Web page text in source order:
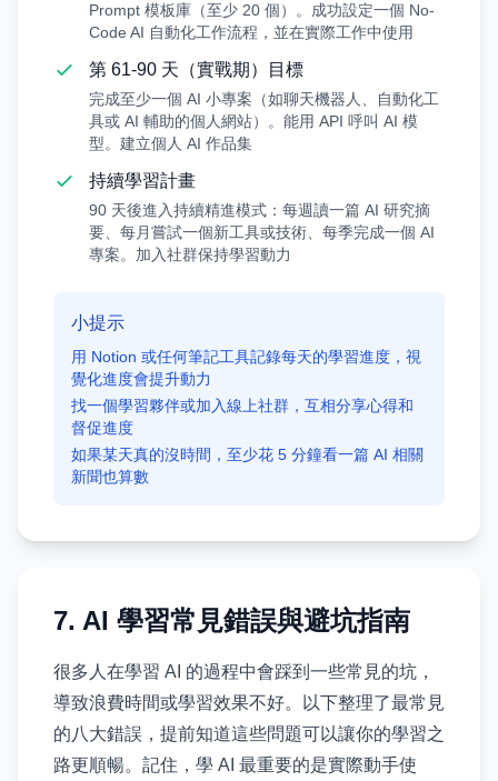
Prompt 模板庫（至少 20 個）。成功設定一個 No-
Code AI 自動化工作流程，並在實際工作中使用
第 61-90 天（實戰期）目標
完成至少一個 AI 小專案（如聊天機器人、自動化工
具或 AI 輔助的個人網站）。能用 API 呼叫 AI 模
型。建立個人 AI 作品集
持續學習計畫
90 天後進入持續精進模式：每週讀一篇 AI 研究摘
要、每月嘗試一個新工具或技術、每季完成一個 AI
專案。加入社群保持學習動力
小提示
用 Notion 或任何筆記工具記錄每天的學習進度，視
覺化進度會提升動力
找一個學習夥伴或加入線上社群，互相分享心得和
督促進度
如果某天真的沒時間，至少花 5 分鐘看一篇 AI 相關
新聞也算數
7. AI 學習常見錯誤與避坑指南
很多人在學習 AI 的過程中會踩到一些常見的坑，
導致浪費時間或學習效果不好。以下整理了最常見
的八大錯誤，提前知道這些問題可以讓你的學習之
路更順暢。記住，學 AI 最重要的是實際動手使